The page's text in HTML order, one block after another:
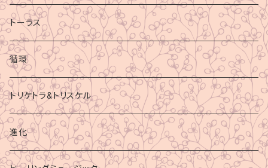
トーラス
循環
トリケトラ&トリスケル
進化